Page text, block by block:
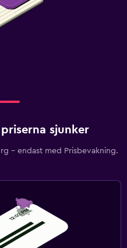
sjunker
– endast med Prisbevakning.